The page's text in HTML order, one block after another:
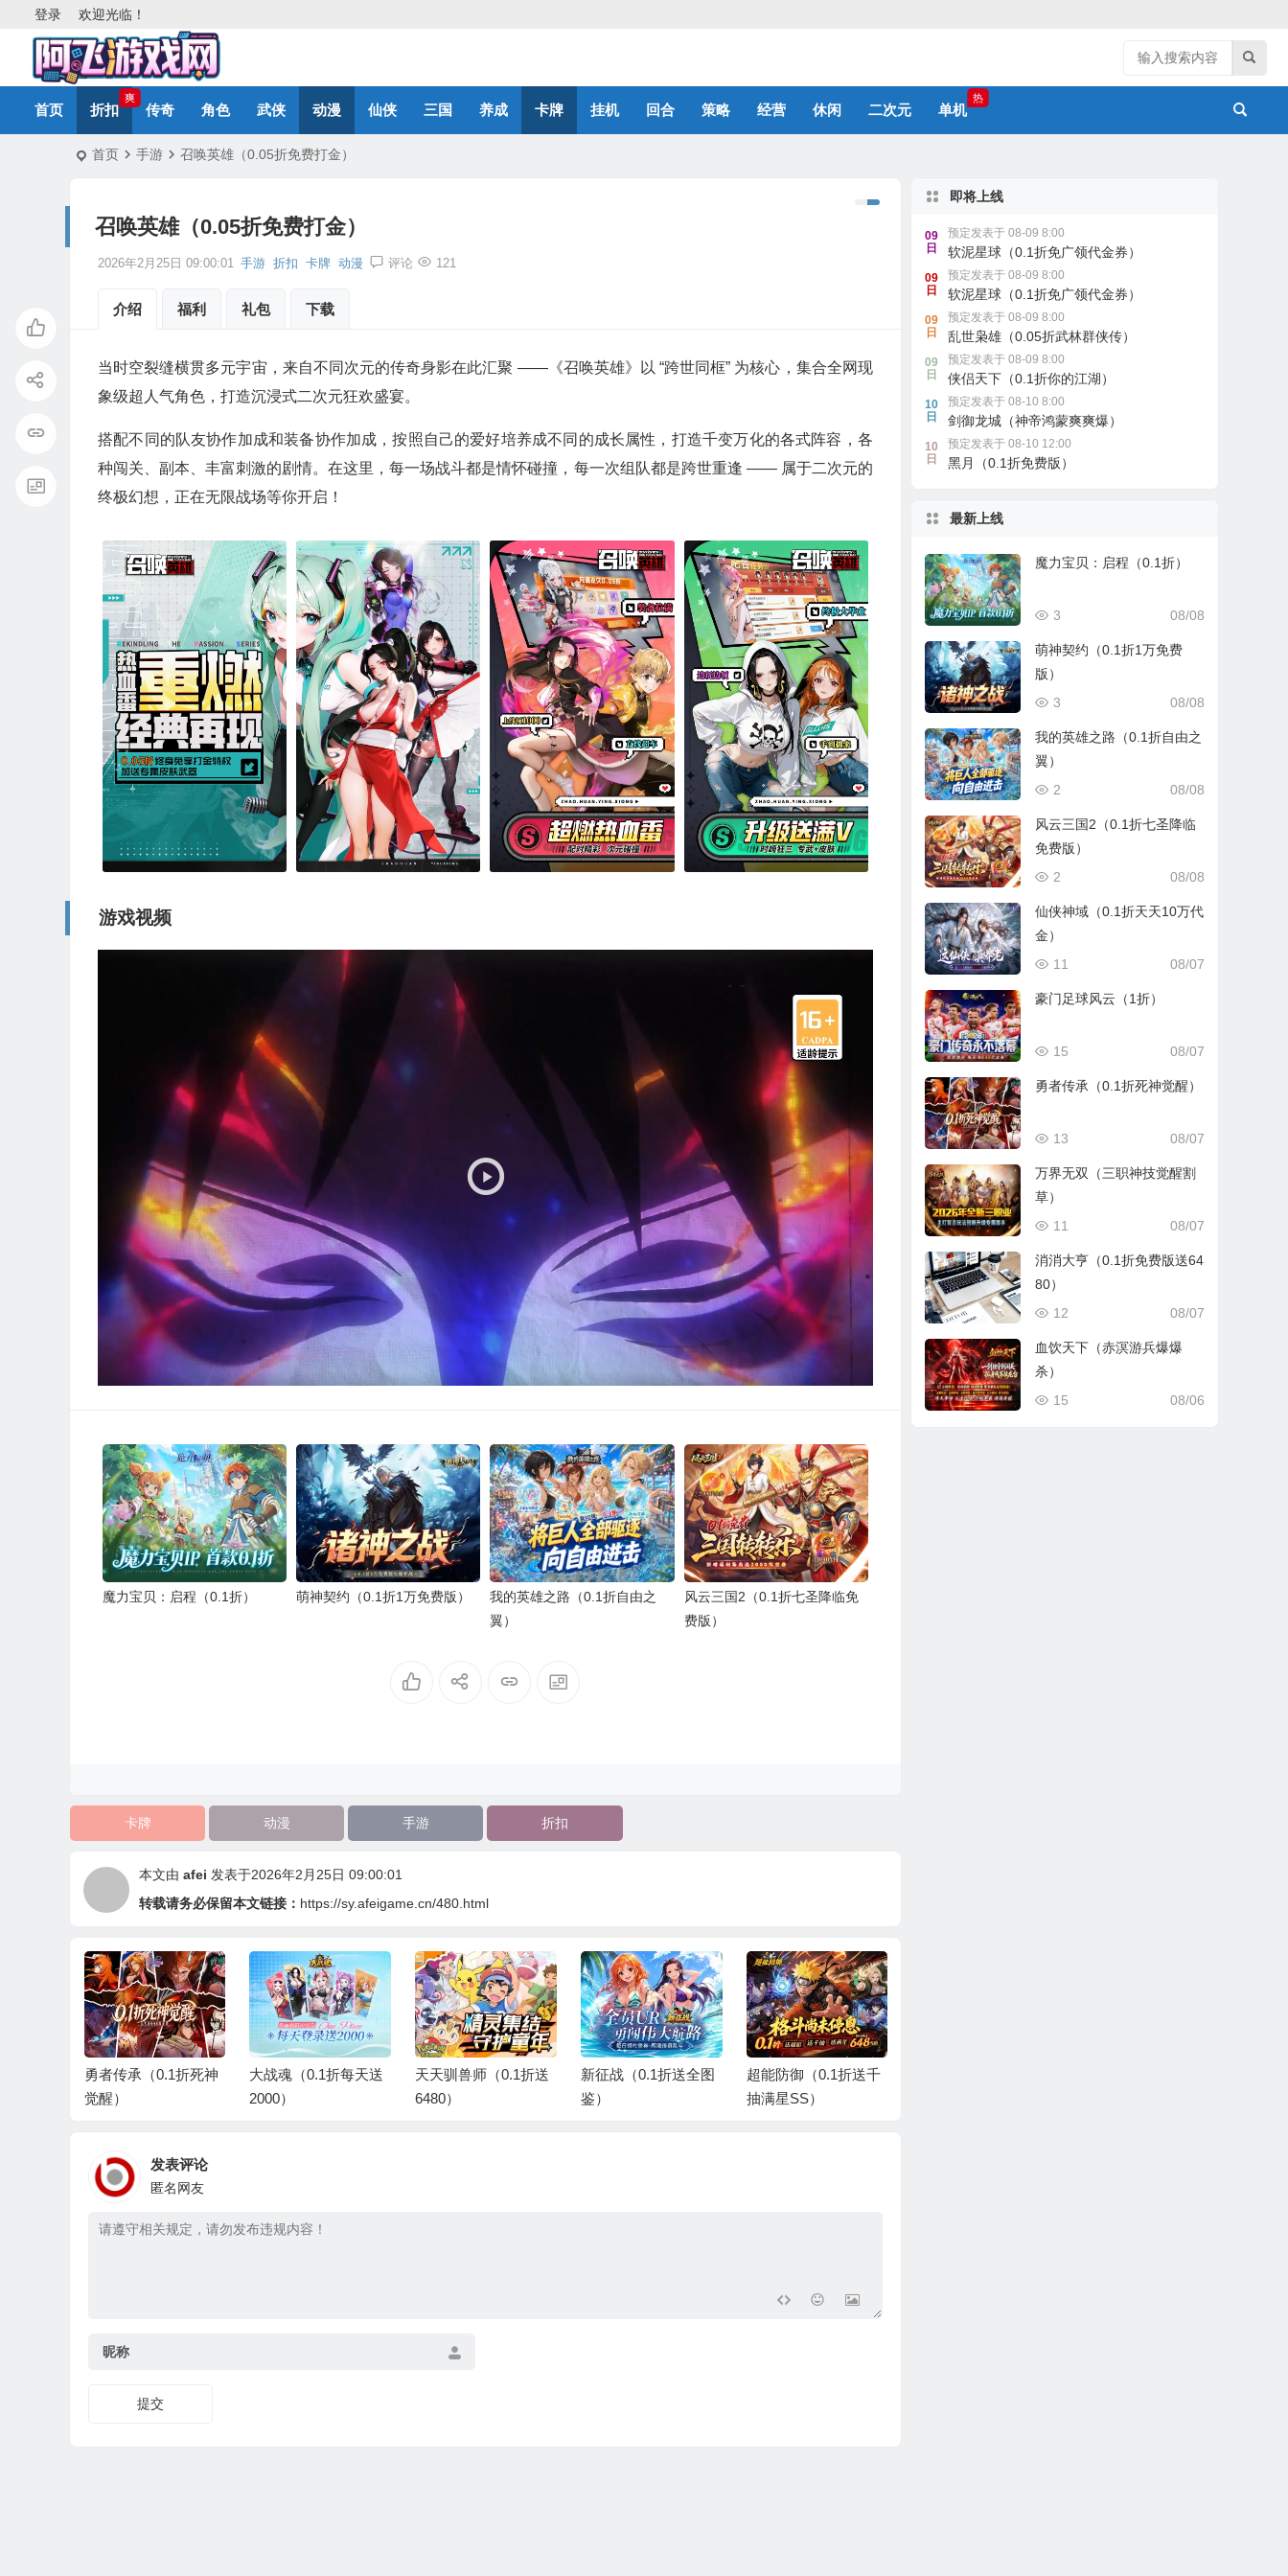
欢迎光临！
登录
首页 折扣
爽
传奇 角色 武侠 动漫 仙侠 三国 养成 卡牌 挂机 回合 策略 经营 休闲 二次元 单机
热
首页 手游 召唤英雄（0.05折免费打金）
召唤英雄（0.05折免费打金）
2026年2月25日 09:00:01 手游 折扣 卡牌 动漫 评论 121
介绍 福利 礼包 下载
当时空裂缝横贯多元宇宙，来自不同次元的传奇身影在此汇聚 ——《召唤英雄》以 “跨世同框” 为核心，集合全网现
象级超人气角色，打造沉浸式二次元狂欢盛宴。
搭配不同的队友协作加成和装备协作加成，按照自己的爱好培养成不同的成长属性，打造千变万化的各式阵容，各
种闯关、副本、丰富刺激的剧情。在这里，每一场战斗都是情怀碰撞，每一次组队都是跨世重逢 —— 属于二次元的
终极幻想，正在无限战场等你开启！
游戏视频
魔力宝贝：启程（0.1折） 萌神契约（0.1折1万免费版）
我的英雄之路（0.1折自由之
翼）
风云三国2（0.1折七圣降临免
费版）
卡牌 动漫 手游 折扣
本文由 afei 发表于2026年2月25日 09:00:01
转载请务必保留本文链接： https://sy.afeigame.cn/480.html
大战魂（0.1折每天送
2000）
天天驯兽师（0.1折送
6480）
新征战（0.1折送全图
鉴）
超能防御（0.1折送千
抽满星SS）
平妖传OL（0.1折每天
送2000）
发表评论
匿名网友
昵称
提交
即将上线
09
日
预定发表于 08-09 8:00
软泥星球（0.1折免广领代金券）
09
日
预定发表于 08-09 8:00
软泥星球（0.1折免广领代金券）
09
日
预定发表于 08-09 8:00
乱世枭雄（0.05折武林群侠传）
09
日
预定发表于 08-09 8:00
侠侣天下（0.1折你的江湖）
10
日
预定发表于 08-10 8:00
剑御龙城（神帝鸿蒙爽爽爆）
10
日
预定发表于 08-10 12:00
黑月（0.1折免费版）
最新上线
魔力宝贝：启程（0.1折）
08/08
3
萌神契约（0.1折1万免费
版）
08/08
3
我的英雄之路（0.1折自由之
翼）
08/08
2
风云三国2（0.1折七圣降临
免费版）
08/08
2
仙侠神域（0.1折天天10万代
金）
08/07
11
豪门足球风云（1折）
08/07
15
勇者传承（0.1折死神觉醒）
08/07
13
万界无双（三职神技觉醒割
草）
08/07
11
消消大亨（0.1折免费版送64
80）
08/07
12
血饮天下（赤溟游兵爆爆
杀）
08/06
15